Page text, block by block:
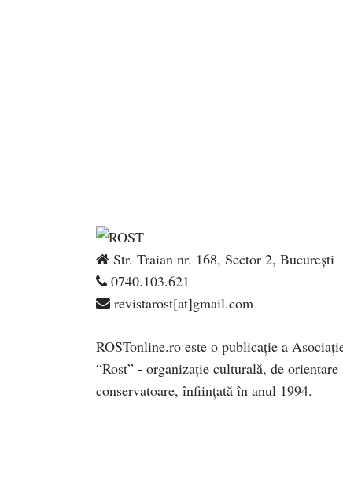
Str. Traian nr. 168, Sector 2, București
0740.103.621
revistarost[at]gmail.com
ROSTonline.ro este o publicaţie a
“Rost” - organizaţie culturală, de orientare
conservatoare, înfiinţată în anul 1994.